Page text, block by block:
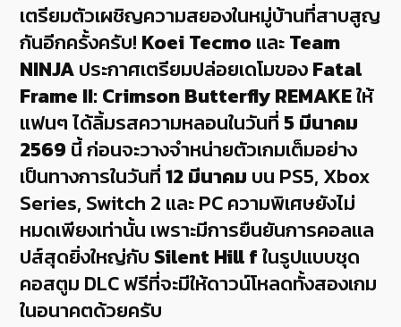
เตรียมตัวเผชิญความสยองในหมู่บ้านที่สาบสูญ
กันอีกครั้งครับ! Koei TecmoและTeam
NINJAประกาศเตรียมปล่อยเดโมของFatal
Frame II: Crimson Butterfly REMAKEให้
แฟนๆ ได้ลิ้มรสความหลอนในวันที่ 5 มีนาคม
2569 นี้ ก่อนจะวางจำหน่ายตัวเกมเต็มอย่าง
เป็นทางการในวันที่12 มีนาคม บน PS5, Xbox
Series, Switch 2 และ PC ความพิเศษยังไม่
หมดเพียงเท่านั้น เพราะมีการยืนยันการคอลแล
ปส์สุดยิ่งใหญ่กับ Silent Hill fในรูปแบบชุด
คอสตูม DLC ฟรีที่จะมีให้ดาวน์โหลดทั้งสองเกม
ในอนาคตด้วยครับ